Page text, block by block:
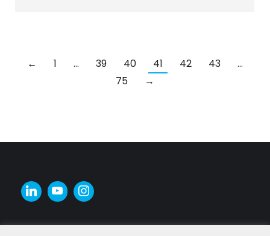
← 1 … 39 40 41 42 43
…
75
→